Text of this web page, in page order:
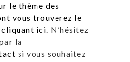
le thème des
vous trouverez le
ici . N’hésitez
la
si vous souhaitez